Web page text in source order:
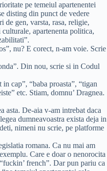
pe temeiul apartenentei
disting din punct de vedere
de gen, varsta, rasa, religie,
apartenenta politica,
nu? E corect, n-am voie. Scrie
Din nou, scrie si in Codul
cap”, “baba proasta”, “tigan
etc. Stiam, domnu’ Dragnea.
asta. De-aia v-am intrebat daca
dumneavoastra exista deja in
nimeni nu scrie, pe platforme
romana. Ca nu mai am
Care e doar o nenorocita
french”. Dar pun pariu ca